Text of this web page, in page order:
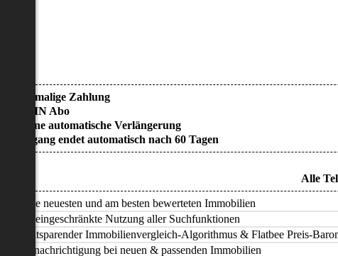
• Einmalige Zahlung
• KEIN Abo
• Keine automatische Verlängerung
• Zugang endet automatisch nach 60 Tagen
Alle
Alle neuesten und am besten bewerteten Immobilien
Uneingeschränkte Nutzung aller Suchfunktionen
Zeitsparender Immobilienvergleich-Algorithmus & Flatbee Preis-
Benachrichtigung bei neuen & passenden Immobilien